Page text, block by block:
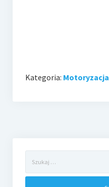
Kategoria: Motoryzacja